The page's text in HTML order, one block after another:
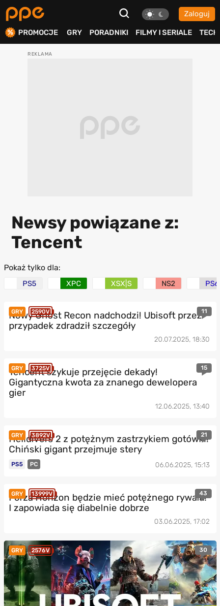
Zaloguj
PROMOCJE GRY PORADNIKI FILMY I SERIALE TECH
Newsy powiązane z:
Tencent
Pokaż tylko dla:
PS5 XPC XSX|S NS2 PS6
GRY 2590V 11
Nowy Ghost Recon nadchodzi! Ubisoft przez
przypadek zdradził szczegóły
20.07.2025, 18:30
GRY 3725V 15
Tencent szykuje przejęcie dekady!
Gigantyczna kwota za znanego dewelopera
gier
12.06.2025, 13:40
GRY 3892V 21
Helldivers 2 z potężnym zastrzykiem gotówki!
Chiński gigant przejmuje stery
PS5 PC 06.06.2025, 15:13
GRY 13999V 43
Forza Horizon będzie mieć potężnego rywala!
I zapowiada się diabelnie dobrze
03.06.2025, 17:02
GRY 2576V 30